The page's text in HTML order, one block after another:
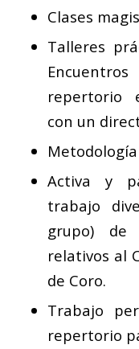
Clases
Talleres
repertorio
con un
Metodología
Activa y
trabajo
grupo) de
relativos al
de Coro.
Trabajo
repertorio